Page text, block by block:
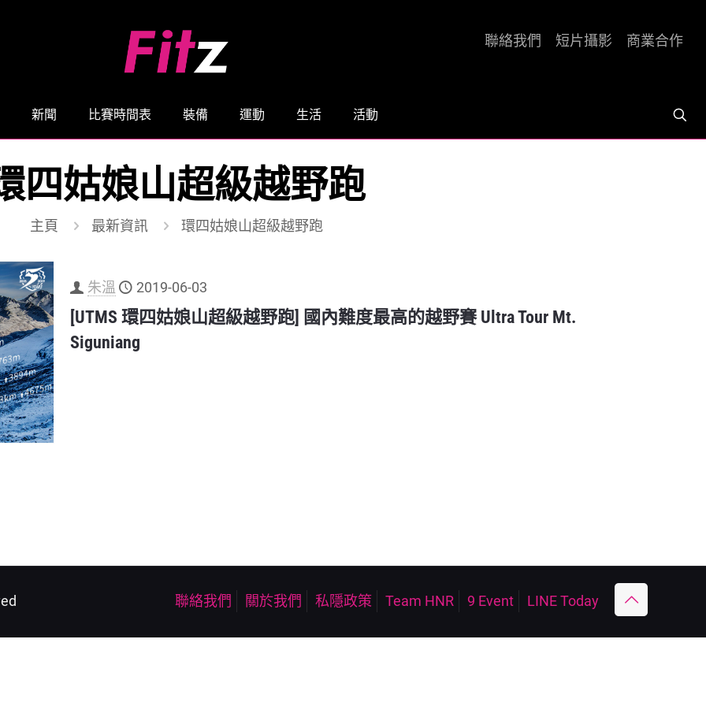
新聞 比賽時間表 裝備 運動 生活 活動
聯絡我們 短片攝影 商業合作
四姑娘山超級越野跑
主頁 最新資訊 環四姑娘山超級越野跑
朱溫 2019-06-03
[UTMS 環四姑娘山超級越野跑] 國內難度最高的越野賽 Ultra Tour Mt.
Siguniang
聯絡我們 關於我們 私隱政策 Team HNR 9 Event LINE Today